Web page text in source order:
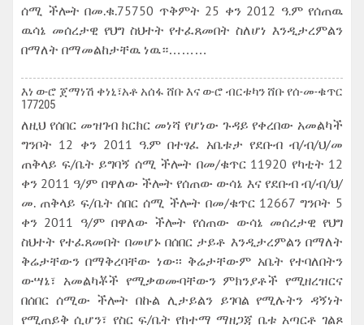
ሰሚ ችሎት በመ.ቁ.75750 ጥቅምት 25 ቀን 2012 ዓ.ም የሰጠዉ
ዉሳኔ መሰረታዊ የህግ ስህተት የተፈጸመበት ስለሆነ እንዲታረምልን
በማለት በማመልከታቸዉ ነዉ።………
እነ ወ-ሮ ጀማነሽ ቀነኒ፣አቶ አሰፋ ሸቡ እና ወ-ሮ ብርቱካን ሸቡ የሰ-መ-ቁጥር
177205
ለዚህ የሰበር መዝገብ ክርክር መነሻ የሆነው ጉዳይ የቀረበው አመልካች
ግንቦት 12 ቀን 2011 ዓ.ም በተፃፈ አቤቱታ የደቡብ ብ/ብ/ህ/መ
ጠቅላይ ፍ/ቤት ይግባኝ ሰሚ ችሎት በመ/ቁጥር 11920 የካቲት 12
ቀን 2011 ዓ/ም በዋለው ችሎት የሰጠው ውሳኔ እና የደቡብ ብ/ብ/ህ/
መ. ጠቅላይ ፍ/ቤት ሰበር ሰሚ ችሎት በመ/ቁጥር 12667 ግንቦት 5
ቀን 2011 ዓ/ም በዋለው ችሎት የሰጠው ውሳኔ መሰረታዊ የህግ
ስህተት የተፈጸመበት በመሆኑ በሰበር ታይቶ እንዲታረምልን በማለት
ቅሬታቸውን በማቅረባቸው ነው፡፡ ቅሬታቸውም አቤት የተባለበትን
ውሣኔ፣ አመልካቾች የሚቃወሙባቸውን ምክንያቶች የሚዘረዝርና
በሰበር ሰሚው ችሎት በኩል ሊታይልን ይገባል የሚሉትን ዳኝነት
የሚጠይቅ ሲሆን፣ የስር ፍ/ቤት የከተማ ማዘጋጃ ቤቱ አጣርቶ ገልጾ